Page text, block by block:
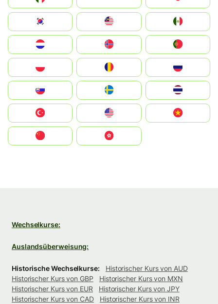
South Korea
United States
中國香港特別行政區
Wechselkurse:
Auslandsüberweisung:
Historische Wechselkurse:
Historischer Kurs von AUD
Historischer Kurs von GBP
Historischer Kurs von MXN
Historischer Kurs von EUR
Historischer Kurs von JPY
Historischer Kurs von CAD
Historischer Kurs von INR